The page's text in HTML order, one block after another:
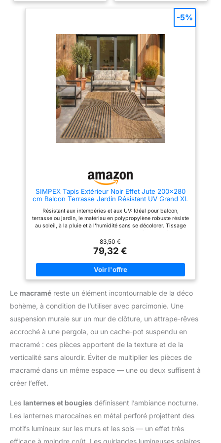
la saison estivale, ce tapis
jardin conserve ses couleurs
même en plein soleil. Il ne se
décolore pas grâce à sa haute
résistance aux rayons UV.
Polyvalent intérieur/extérieur :
Idéal comme tapis terrasse,
tapis balcon ou tapis jardin,
mais aussi adapté pour
l’intérieur. Parfait pour les
moments d’été, pique-niques ou
comme élément déco. Facile à
utiliser et à entretenir : Pour un
rendu parfaitement plat, laissez
le tapis reposer 2 à 3 jours
salle à manger Résistant et
Durable: Résistant aux
intempéries et aux uv tapis
outdoor robuste utilisable aussi
en intérieur Certification et Info:
Certifié OEKO TEX Standard 100
tailles 240x340 et 280x370 cm
livrées pliées
SIMPEX Tapis Extérieur Noir Effet Jute 200x280
cm Balcon Terrasse Jardin Résistant UV Grand XL
Résistant aux intempéries et aux UV: Idéal pour balcon,
terrasse ou jardin, le matériau en polypropylène robuste résiste
au soleil, à la pluie et à l'humidité sans se décolorer. Tissage
facile d'entretien et parfait pour les zones très fréquentées en
intérieur et extérieur. Certifié OEKO-TEX Standard 100: Testé
sans substances nocives et doux pour la peau, sûr pour toute
la famille, y compris les enfants et les animaux. Facile à
nettoyer: Résistant à la saleté et pratique, il suffit de passer
l'aspirateur ou de rincer à l'eau. Remarque sur la livraison: En
280x370 cm sont livrées pliées, les plis disparaissent après
83,50 €
79,32 €
-5%
Le macramé reste un élément incontournable de la déco
bohème, à condition de l’utiliser avec parcimonie. Une
suspension murale sur un mur de clôture, un attrape-rêves
accroché à une pergola, ou un cache-pot suspendu en
macramé : ces pièces apportent de la texture et de la
verticalité sans alourdir. Éviter de multiplier les pièces de
macramé dans un même espace — une ou deux suffisent à
créer l’effet.
Les lanternes et bougies définissent l’ambiance nocturne.
Les lanternes marocaines en métal perforé projettent des
motifs lumineux sur les murs et les sols — un effet très
efficace à moindre coût. Les guirlandes lumineuses solaires,